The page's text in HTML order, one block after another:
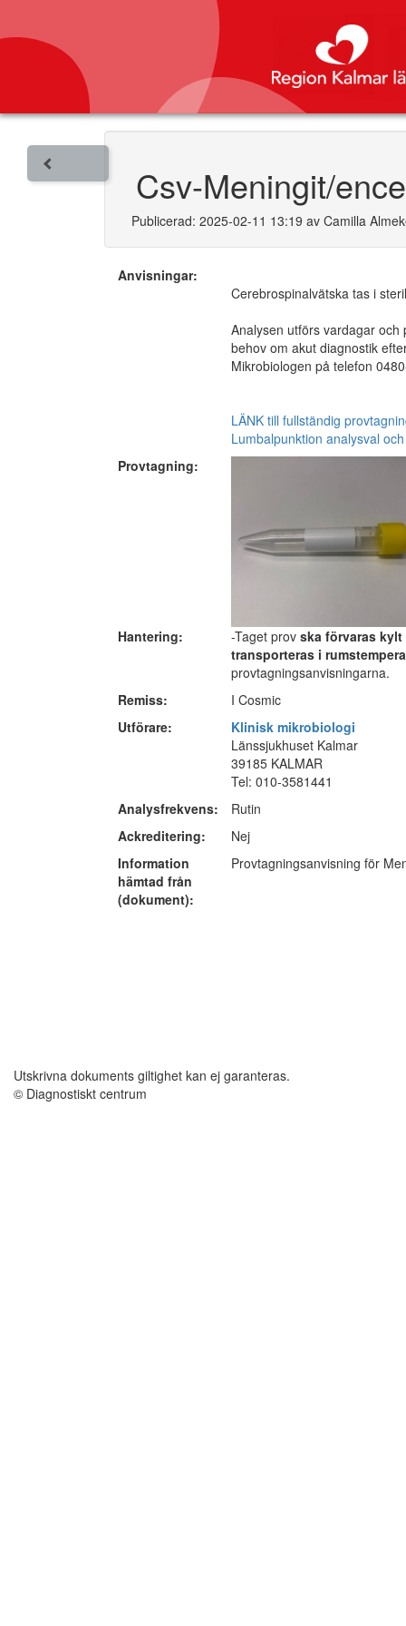
Csv-Meningit/
Publicerad: 2025-02-11 13:19 av Camilla
Anvisningar:
Cerebrospinalvätska tas i
Analysen utförs vardagar
behov om akut diagnostik
Mikrobiologen på telefon
LÄNK till fullständig
Lumbalpunktion analysval
Provtagning:
Hantering: -Taget prov ska förvaras kylt
transporteras i
provtagningsanvisningarna.
Remiss:
I Cosmic
Utförare:
Klinisk mikrobiologi
Länssjukhuset Kalmar
39185 KALMAR
Tel: 010-3581441
Analysfrekvens:
Rutin
Ackreditering:
Nej
Information
hämtad från
(dokument):
Provtagningsanvisning för
Utskrivna dokuments giltighet kan ej garanteras.
© Diagnostiskt centrum